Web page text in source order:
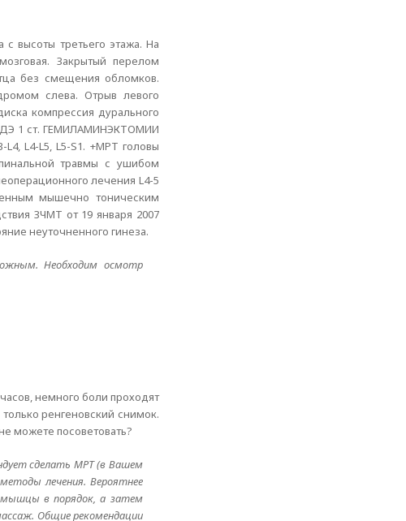
высоты третьего этажа. На
Закрытый перелом
без смещения обломков.
слева. Отрыв левого
компрессия дурального
ДЭ 1 ст. ГЕМИЛАМИНЭКТОМИИ
L4-L5, L5-S1. +МРТ головы
травмы с ушибом
лечения L4-5
мышечно тоническим
ЗЧМТ от 19 января 2007
неуточненного гинеза.
Необходим осмотр
немного боли проходят
ренгеновский снимок.
можете посоветовать?
сделать МРТ (в Вашем
лечения. Вероятнее
мышцы в порядок, а затем
Общие рекомендации